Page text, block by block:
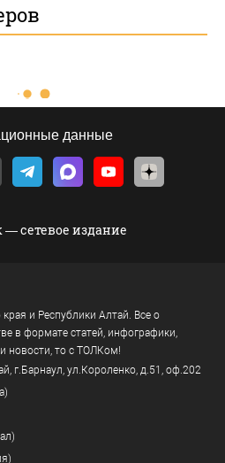
данные
— сетевое издание
и Республики Алтай. Все о
в формате статей, инфографики,
новости, то с ТОЛКом!
г. Барнаул ул.Короленко, д.51, оф.202